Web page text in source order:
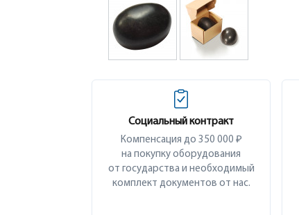
Социальный контракт
Компенсация до 350 000 ₽
на покупку оборудования
от государства и необходимый
комплект документов от нас.